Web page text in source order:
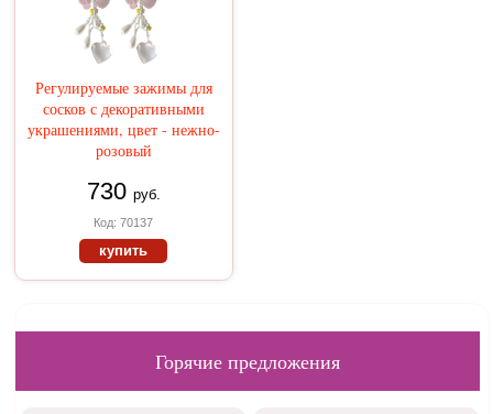
Регулируемые зажимы для
сосков с декоративными
украшениями, цвет - нежно-
розовый
730 руб.
Код: 70137
купить
Горячие предложения